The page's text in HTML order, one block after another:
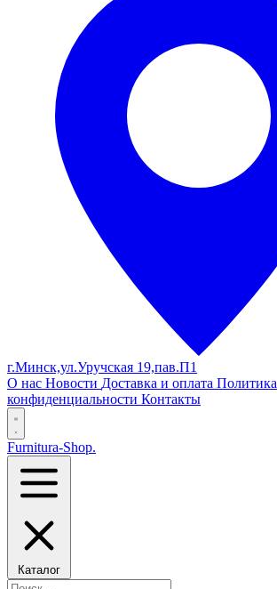
г.Минск,ул.Уручская 19,пав.П1
О нас Новости Доставка и оплата Политика
конфиденциальности Контакты
Furnitura-Shop.
Каталог